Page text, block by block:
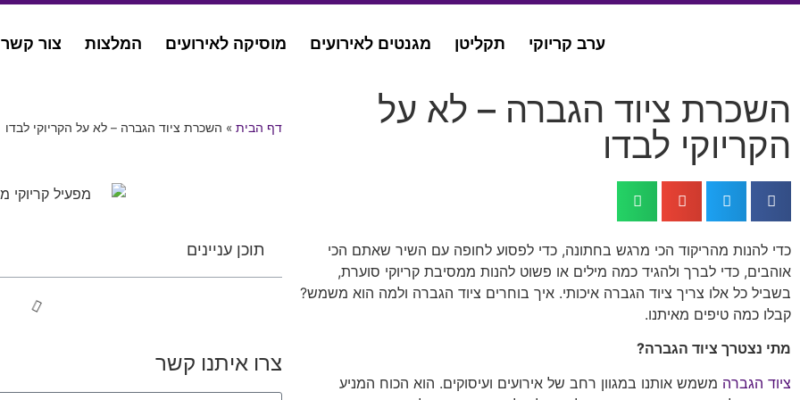
ערב קריוקי תקליטן מגנטים לאירועים מוסיקה לאירועים המלצות צור קשר
השכרת ציוד הגברה – לא על
הקריוקי לבדו
דף הבית » השכרת ציוד הגברה – לא על הקריוקי לבדו
כדי להנות מהריקוד הכי מרגש בחתונה, כדי לפסוע לחופה עם השיר שאתם הכי
אוהבים, כדי לברך ולהגיד כמה מילים או פשוט להנות ממסיבת קריוקי סוערת,
בשביל כל אלו צריך ציוד הגברה איכותי. איך בוחרים ציוד הגברה ולמה הוא משמש?
קבלו כמה טיפים מאיתנו.
מתי נצטרך ציוד הגברה?
ציוד הגברה משמש אותנו במגוון רחב של אירועים ועיסוקים. הוא הכוח המניע
תוכן עניינים
צרו איתנו קשר